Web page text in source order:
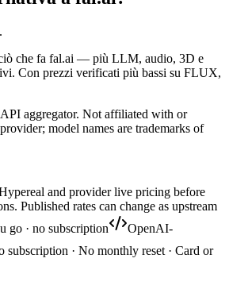
che fa fal.ai — più LLM, audio, 3D e
Con prezzi verificati più bassi su FLUX,
aggregator. Not affiliated with or
model names are trademarks of
and provider live pricing before
Published rates can change as upstream
go · no subscription
OpenAI-
subscription · No monthly reset · Card or